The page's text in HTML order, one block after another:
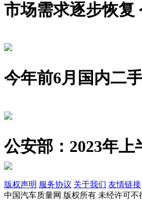
市场需求逐步恢复
今年前6月国内二
公安部：2023年
版权声明 服务协议 关于我们 友情链接
中国汽车质量网 版权所有 未经许可不